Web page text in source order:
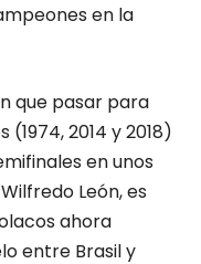
en la
que pasar para
2014 y 2018)
en unos
León, es
ahora
entre Brasil y